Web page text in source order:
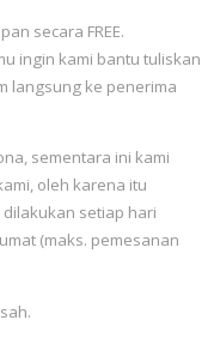
secara FREE.
ingin kami bantu tuliskan
langsung ke penerima
sementara ini kami
oleh karena itu
setiap hari
(maks. pemesanan